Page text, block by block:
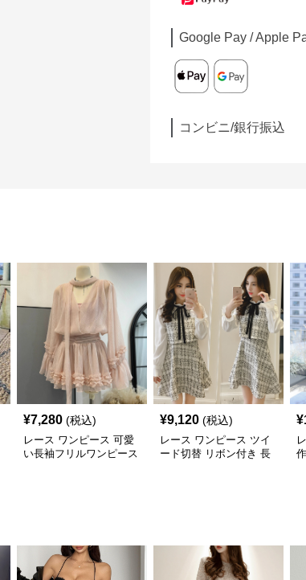
Google Pay / Apple
コンビニ/銀行振込
¥7,280 (税込)
レース ワンピース 可愛
い長袖フリルワンピース
¥9,120 (税込)
レース ワンピース ツイ
ード切替 リボン付き 長
¥